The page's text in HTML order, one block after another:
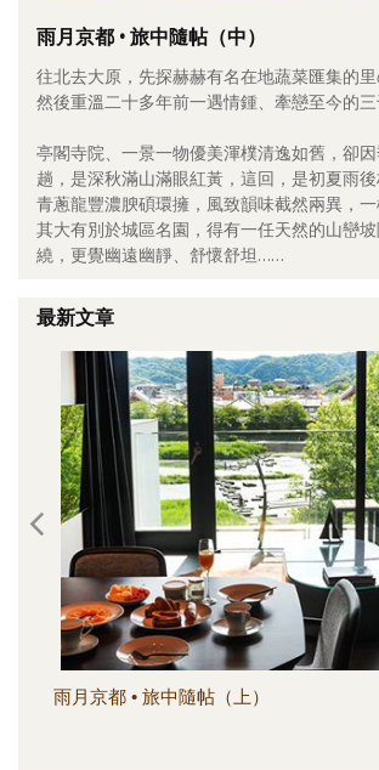
餐桌週記
享樂隨手拍
影音區
創意出版服務
關於Yilan
個人著作
活動實況記錄
媒體報導一覽
合作與代言
訂閱電子報
雨月京都 • 旅中隨帖（中）
往北去大原，先探赫赫有名在地蔬菜匯集的里
然後重溫二十多年前一遇情鍾、牽戀至今的三
亭閣寺院、一景一物優美渾樸清逸如舊，卻
趟，是深秋滿山滿眼紅黃，這回，是初夏雨
青蔥龍豐濃腴碩環擁，風致韻味截然兩異，
其大有別於城區名園，得有一任天然的山巒
繞，更覺幽遠幽靜、舒懷舒坦……
最新文章
雨月京都 • 旅中隨帖（上）